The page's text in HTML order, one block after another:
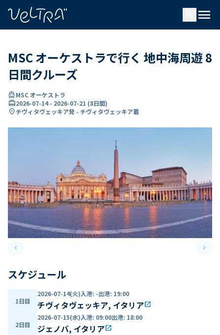
menu
MSC オーケストラで行く 地中海周遊 8
日間クルーズ
directions_boatMSC オーケストラ
card_travel2026-07-14- 2026-07-21 (8日間)
location_onチヴィタヴェッキア発 - チヴィタヴェッキア着
keyboard_arrow_leftPrevious slide keyboard_arrow_right
スケジュール
1日目
2026-07-14(火)入港: -出港: 19:00
チヴィタヴェッキア, イタリアopen_in_new
2日目
2026-07-15(水)入港: 09:00出港: 18:00
ジェノバ, イタリアopen_in_new